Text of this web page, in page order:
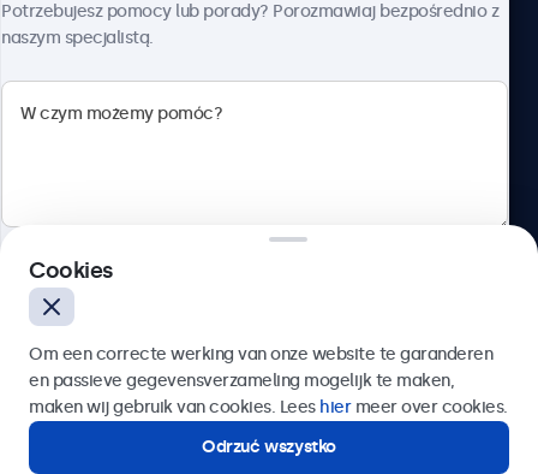
Polski
Potrzebujesz pomocy lub porady? Porozmawiaj bezpośrednio z
naszym specjalistą.
Wyślij
Lub zadzwoń pod numer:22 397 04 43
Potrzebujesz pomocy?
Cookies
Om een correcte werking van onze website te garanderen
en passieve gegevensverzameling mogelijk te maken,
maken wij gebruik van cookies. Lees hiermeer over cookies.
Odrzuć wszystko